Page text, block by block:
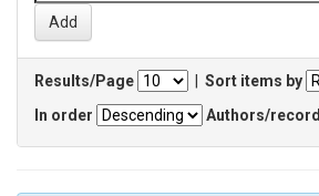
Results/Page
Sort items by
In order
Authors/record